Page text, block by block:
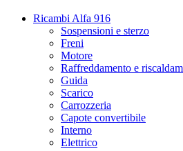
Ricambi Alfa 916
Sospensioni e sterzo
Freni
Motore
Raffreddamento e
Guida
Scarico
Carrozzeria
Capote convertibile
Interno
Elettrico